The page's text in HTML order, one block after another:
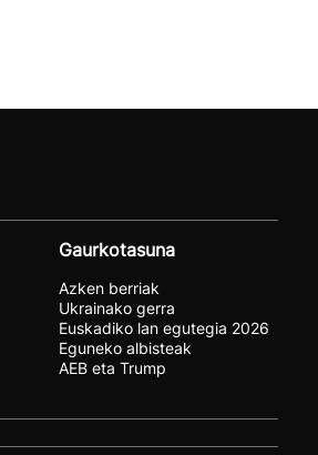
Gaurkotasuna
Azken berriak
Ukrainako gerra
Euskadiko lan egutegia 2026
Eguneko albisteak
AEB eta Trump